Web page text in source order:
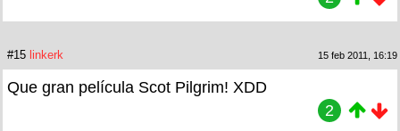
#15 linkerk 15 feb 2011, 16:19
Que gran película Scot Pilgrim! XDD
2